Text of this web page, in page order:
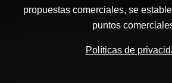
propuestas comerciales, se
puntos
Políticas de